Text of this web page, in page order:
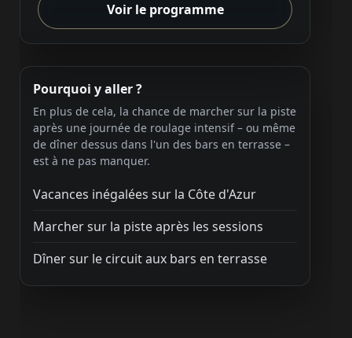
Voir le programme
Pourquoi y aller ?
En plus de cela, la chance de marcher sur la piste
après une journée de roulage intensif – ou même
de dîner dessus dans l'un des bars en terrasse –
est à ne pas manquer.
Vacances inégalées sur la Côte d'Azur
Marcher sur la piste après les sessions
Dîner sur le circuit aux bars en terrasse